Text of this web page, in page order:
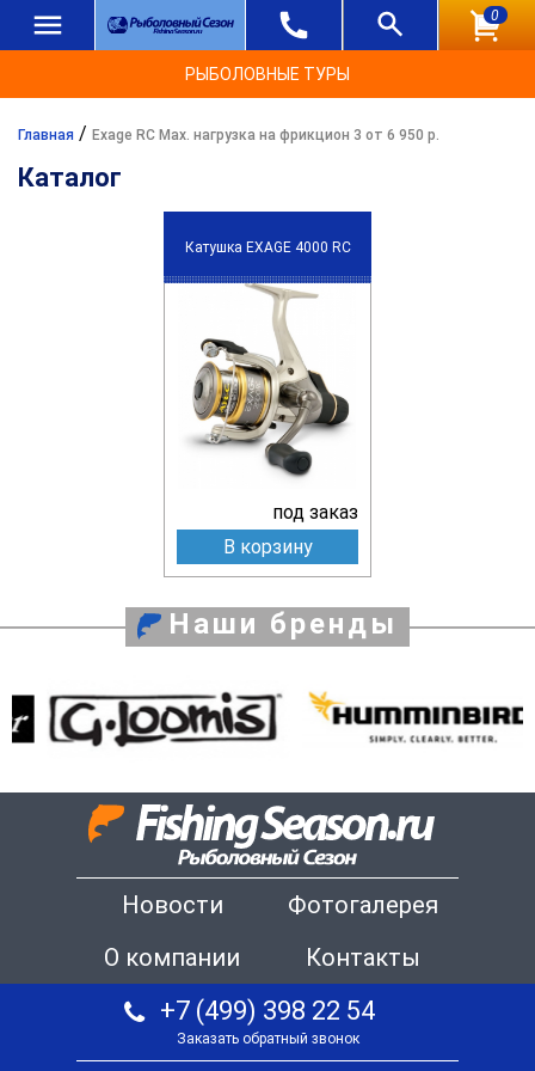
0
РЫБОЛОВНЫЕ ТУРЫ
Главная / Exage RC Max. нагрузка на фрикцион 3 от 6 950 р.
Каталог
Катушка EXAGE 4000 RC
под заказ
В корзину
Наши бренды
Новости
Фотогалерея
О компании
Контакты
+7 (499) 398 22 54
Заказать обратный звонок